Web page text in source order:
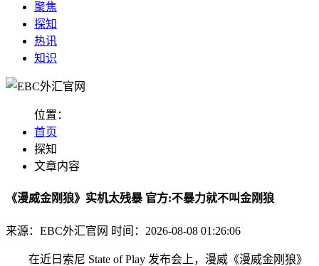
聚焦
探知
热讯
知识
位置：
首页
探知
文章内容
《漫威金刚狼》实机太残暴 官方:不暴力就不叫金刚狼
来源：EBC外汇官网 时间：2026-08-08 01:26:06
在近日索尼 State of Play 发布会上，漫威《漫威金刚狼》